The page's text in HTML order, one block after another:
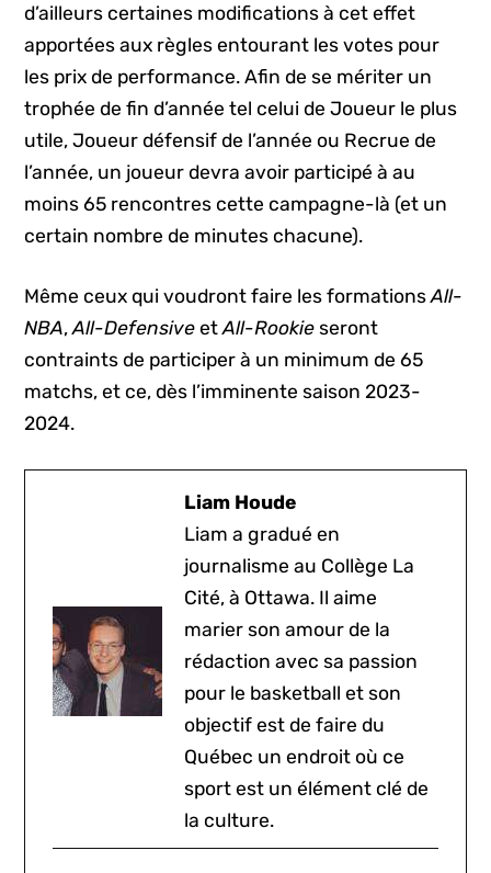
d’ailleurs certaines modifications à cet effet
apportées aux règles entourant les votes pour
les prix de performance. Afin de se mériter un
trophée de fin d’année tel celui de Joueur le plus
utile, Joueur défensif de l’année ou Recrue de
l’année, un joueur devra avoir participé à au
moins 65 rencontres cette campagne-là (et un
certain nombre de minutes chacune).
Même ceux qui voudront faire les formationsAll-
NBA,All-Defensive etAll-Rookie seront
contraints de participer à un minimum de 65
matchs, et ce, dès l’imminente saison 2023-
2024.
Liam Houde
Liam a gradué en
journalisme au Collège La
Cité, à Ottawa. Il aime
marier son amour de la
rédaction avec sa passion
pour le basketball et son
objectif est de faire du
Québec un endroit où ce
sport est un élément clé de
la culture.